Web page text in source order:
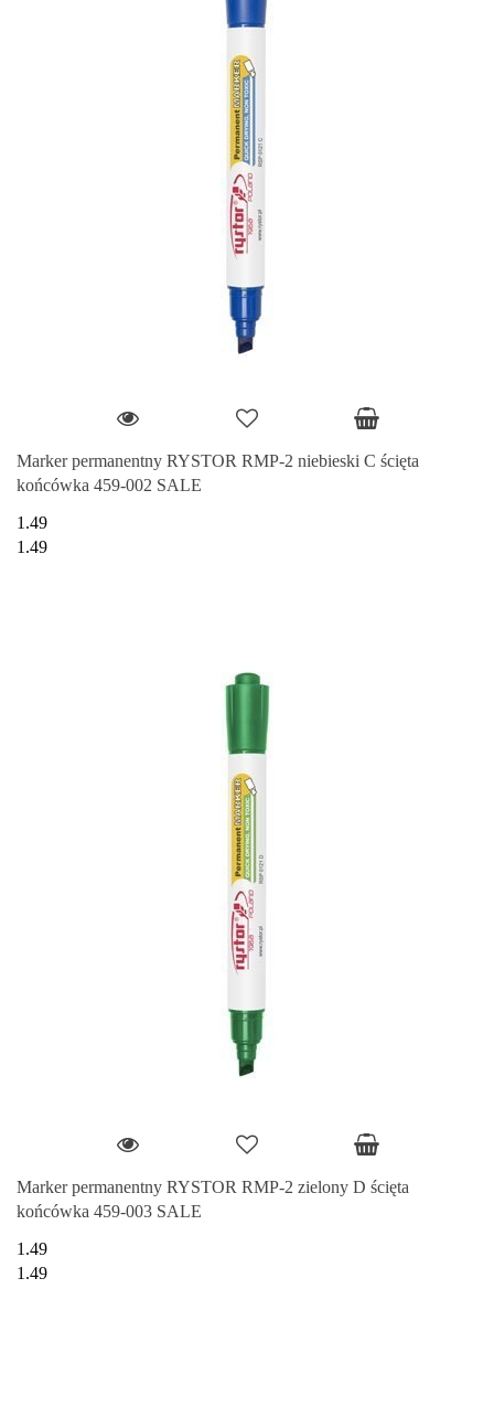
Marker permanentny RYSTOR RMP-2 niebieski C ścięta
końcówka 459-002 SALE
1.49
1.49
Marker permanentny RYSTOR RMP-2 zielony D ścięta
końcówka 459-003 SALE
1.49
1.49